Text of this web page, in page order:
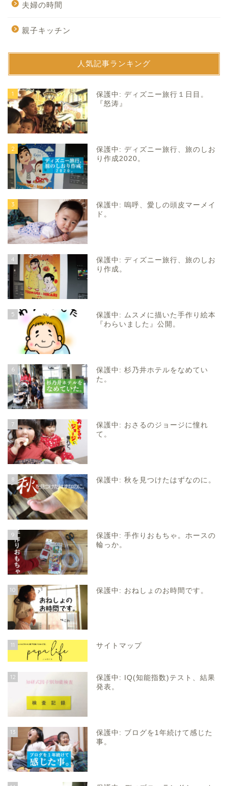
夫婦の時間
親子キッチン
人気記事ランキング
1
保護中: ディズニー旅行１日目。
『怒涛』
2
保護中: ディズニー旅行、旅のしお
り作成2020。
3
保護中: 嗚呼、愛しの頭皮マーメイ
ド。
4
保護中: ディズニー旅行、旅のしお
り作成。
5
保護中: ムスメに描いた手作り絵本
『わらいました』公開。
6
保護中: 杉乃井ホテルをなめてい
た。
7
保護中: おさるのジョージに憧れ
て。
8 保護中: 秋を見つけたはずなのに。
9
保護中: 手作りおもちゃ。ホースの
輪っか。
10 保護中: おねしょのお時間です。
11 サイトマップ
12
保護中: IQ(知能指数)テスト、結果
発表。
13
保護中: ブログを1年続けて感じた
事。